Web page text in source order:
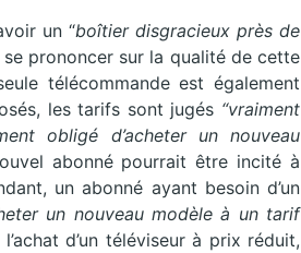
un “boîtier disgracieux près de
prononcer sur la qualité de cette
télécommande est également
les tarifs sont jugés “vraiment
obligé d’acheter un nouveau
abonné pourrait être incité à
un abonné ayant besoin d’un
un nouveau modèle à un tarif
d’un téléviseur à prix réduit,